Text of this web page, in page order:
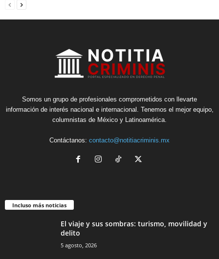
Somos un grupo de profesionales comprometidos con llevarte
información de interés nacional e internacional. Tenemos el mejor equipo,
columnistas de México y Latinoamérica.
Contáctanos: contacto@notitiacriminis.mx
Incluso más noticias
El viaje y sus sombras: turismo, movilidad y
delito
5 agosto, 2026